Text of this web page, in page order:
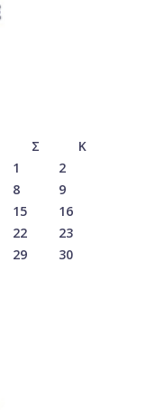
Σ
Κ
1
2
8
9
15
16
22
23
29
30